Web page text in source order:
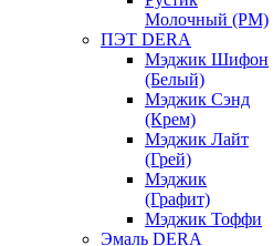
Молочный (РМ)
ПЭТ DERA
Мэджик Шифон
(Белый)
Мэджик Сэнд
(Крем)
Мэджик Лайт
(Грей)
Мэджик
(Графит)
Мэджик Тоффи
Эмаль DERA